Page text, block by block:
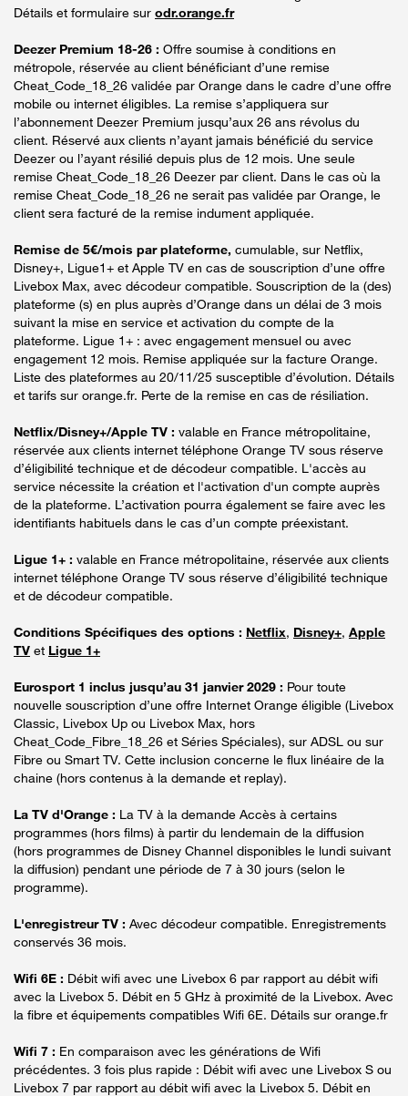
Détails et formulaire sur odr.orange.fr
Deezer Premium 18-26 : Offre soumise à conditions en
métropole, réservée au client bénéficiant d’une remise
Cheat_Code_18_26 validée par Orange dans le cadre d’une offre
mobile ou internet éligibles. La remise s’appliquera sur
l’abonnement Deezer Premium jusqu’aux 26 ans révolus du
client. Réservé aux clients n’ayant jamais bénéficié du service
Deezer ou l’ayant résilié depuis plus de 12 mois. Une seule
remise Cheat_Code_18_26 Deezer par client. Dans le cas où la
remise Cheat_Code_18_26 ne serait pas validée par Orange, le
client sera facturé de la remise indument appliquée.
Remise de 5€/mois par plateforme, cumulable, sur Netflix,
Disney+, Ligue1+ et Apple TV en cas de souscription d’une offre
Livebox Max, avec décodeur compatible. Souscription de la (des)
plateforme (s) en plus auprès d’Orange dans un délai de 3 mois
suivant la mise en service et activation du compte de la
plateforme. Ligue 1+ : avec engagement mensuel ou avec
engagement 12 mois. Remise appliquée sur la facture Orange.
Liste des plateformes au 20/11/25 susceptible d’évolution. Détails
et tarifs sur orange.fr. Perte de la remise en cas de résiliation.
Netflix/Disney+/Apple TV : valable en France métropolitaine,
réservée aux clients internet téléphone Orange TV sous réserve
d’éligibilité technique et de décodeur compatible. L'accès au
service nécessite la création et l'activation d'un compte auprès
de la plateforme. L’activation pourra également se faire avec les
identifiants habituels dans le cas d’un compte préexistant.
Ligue 1+ : valable en France métropolitaine, réservée aux clients
internet téléphone Orange TV sous réserve d’éligibilité technique
et de décodeur compatible.
Conditions Spécifiques des options : Netflix, Disney+, Apple
TV et Ligue 1+
Eurosport 1 inclus jusqu’au 31 janvier 2029 : Pour toute
nouvelle souscription d’une offre Internet Orange éligible (Livebox
Classic, Livebox Up ou Livebox Max, hors
Cheat_Code_Fibre_18_26 et Séries Spéciales), sur ADSL ou sur
Fibre ou Smart TV. Cette inclusion concerne le flux linéaire de la
chaine (hors contenus à la demande et replay).
La TV d'Orange : La TV à la demande Accès à certains
programmes (hors films) à partir du lendemain de la diffusion
(hors programmes de Disney Channel disponibles le lundi suivant
la diffusion) pendant une période de 7 à 30 jours (selon le
programme).
L'enregistreur TV : Avec décodeur compatible. Enregistrements
conservés 36 mois.
Wifi 6E : Débit wifi avec une Livebox 6 par rapport au débit wifi
avec la Livebox 5. Débit en 5 GHz à proximité de la Livebox. Avec
la fibre et équipements compatibles Wifi 6E. Détails sur orange.fr
Wifi 7 : En comparaison avec les générations de Wifi
précédentes. 3 fois plus rapide : Débit wifi avec une Livebox S ou
Livebox 7 par rapport au débit wifi avec la Livebox 5. Débit en